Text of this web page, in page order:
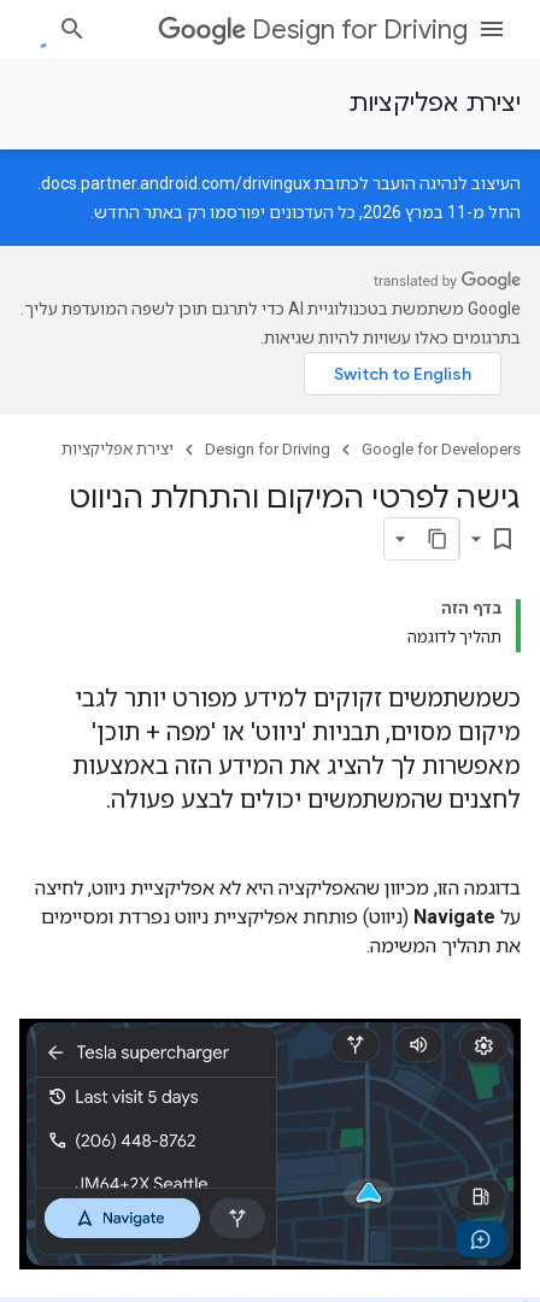
Design for Driving
יצירת אפליקציות
העיצוב לנהיגה הועבר לכתובתdocs.partner.android.com/drivingux
החל מ-11 במרץ 2026, כל העדכונים יפורסמו רק באתר החדש.
‫Google משתמשת בטכנולוגיית AI כדי לתרגם תוכן לשפה המועדפת עליך.
בתרגומים כאלו עשויות להיות שגיאות.
Google for Developers
Design for Driving יצירת אפליקציות
גישה לפרטי המיקום והתחלת הניווט
bookmark_border
בדף הזה
תהליך לדוגמה
כשמשתמשים זקוקים למידע מפורט יותר לגבי
מיקום מסוים, תבניות 'ניווט' או 'מפה + תוכן'
מאפשרות לך להציג את המידע הזה באמצעות
לחצנים שהמשתמשים יכולים לבצע פעולה.
בדוגמה הזו, מכיוון שהאפליקציה היא לא אפליקציית ניווט, לחיצה
על Navigate (ניווט) פותחת אפליקציית ניווט נפרדת ומסיימים
את תהליך המשימה.